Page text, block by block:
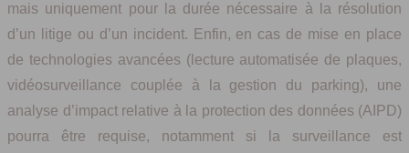
mais uniquement pour la durée nécessaire à la résolution
d’un litige ou d’un incident. Enfin, en cas de mise en place
de technologies avancées (lecture automatisée de plaques,
vidéosurveillance couplée à la gestion du parking), une
analyse d’impact relative à la protection des données (AIPD)
pourra être requise, notamment si la surveillance est